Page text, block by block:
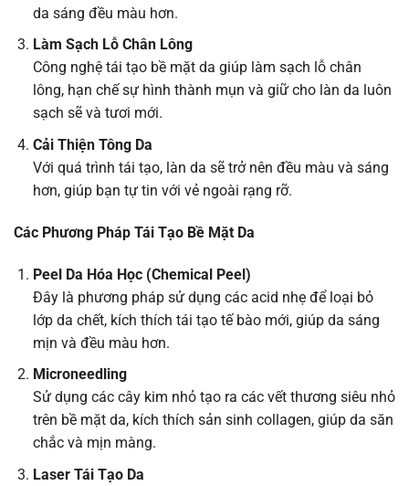
da sáng đều màu hơn.
Làm Sạch Lỗ Chân Lông
Công nghệ tái tạo bề mặt da giúp làm sạch lỗ chân
lông, hạn chế sự hình thành mụn và giữ cho làn da luôn
sạch sẽ và tươi mới.
Cải Thiện Tông Da
Với quá trình tái tạo, làn da sẽ trở nên đều màu và sáng
hơn, giúp bạn tự tin với vẻ ngoài rạng rỡ.
Các Phương Pháp Tái Tạo Bề Mặt Da
Peel Da Hóa Học (Chemical Peel)
Đây là phương pháp sử dụng các acid nhẹ để loại bỏ
lớp da chết, kích thích tái tạo tế bào mới, giúp da sáng
mịn và đều màu hơn.
Microneedling
Sử dụng các cây kim nhỏ tạo ra các vết thương siêu nhỏ
trên bề mặt da, kích thích sản sinh collagen, giúp da săn
chắc và mịn màng.
Laser Tái Tạo Da